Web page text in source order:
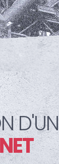
D'UN